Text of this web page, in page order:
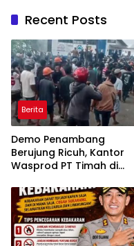
Recent Posts
Berita
Demo Penambang
Berujung Ricuh, Kantor
Wasprod PT Timah di